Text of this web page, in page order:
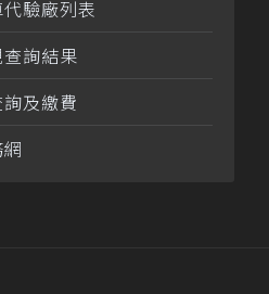
驗廠列表
詢結果
及繳費